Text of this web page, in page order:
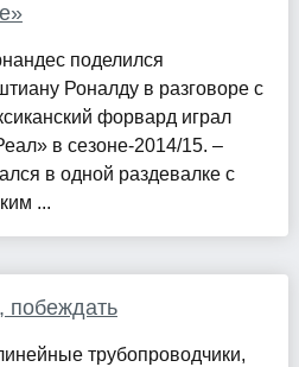
поделился
Роналду в разговоре с
форвард играл
в сезоне-2014/15. –
в одной раздевалке с
...
побеждать
трубопроводчики,